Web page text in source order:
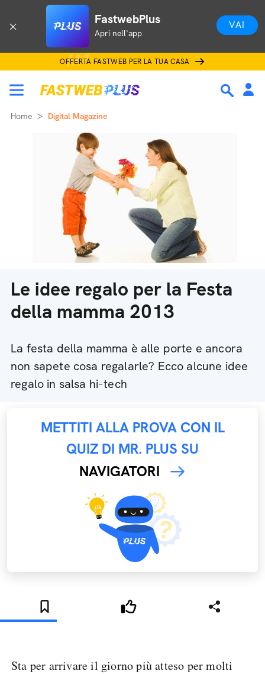
FastwebPlus
Apri nell'app
VAI
OFFERTA FASTWEB PER LA TUA CASA
Home Digital Magazine
Le idee regalo per la Festa
della mamma 2013
La festa della mamma è alle porte e ancora
non sapete cosa regalarle? Ecco alcune idee
regalo in salsa hi-tech
METTITI ALLA PROVA CON IL
QUIZ DI MR. PLUS SU
NAVIGATORI
Sta per arrivare il giorno più atteso per molti